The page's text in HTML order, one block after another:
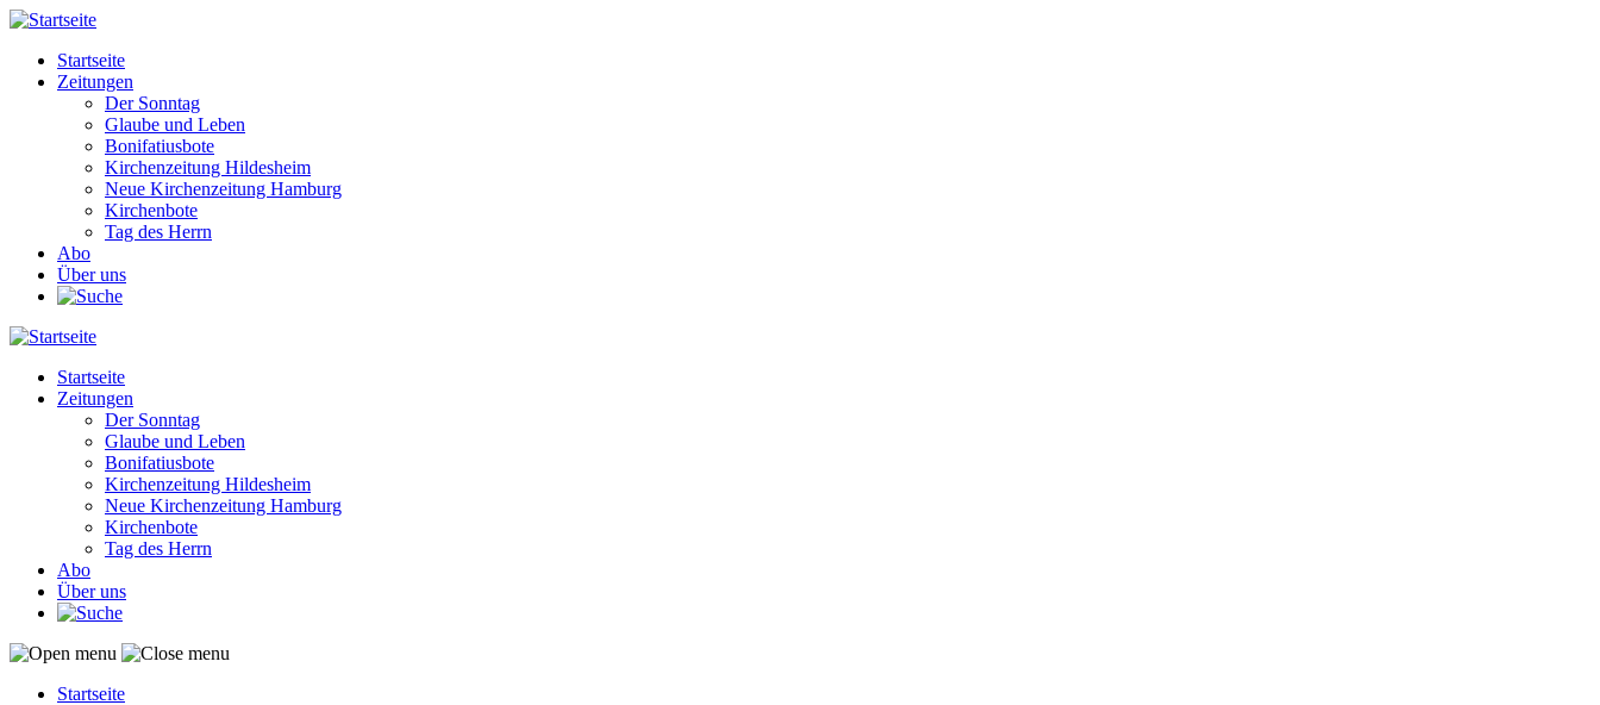
Direkt
Inhalt
Main
navigation
Startseite
Zeitungen
Der Sonntag
Glaube und Leben
Bonifatiusbote
Kirchenzeitung Hildesheim
Neue Kirchenzeitung Hamburg
Kirchenbote
Tag des Herrn
Abo
Über uns
Main
navigation
Startseite
Zeitungen
Der Sonntag
Glaube und Leben
Bonifatiusbote
Kirchenzeitung Hildesheim
Neue Kirchenzeitung Hamburg
Kirchenbote
Tag des Herrn
Abo
Über uns
Startseite